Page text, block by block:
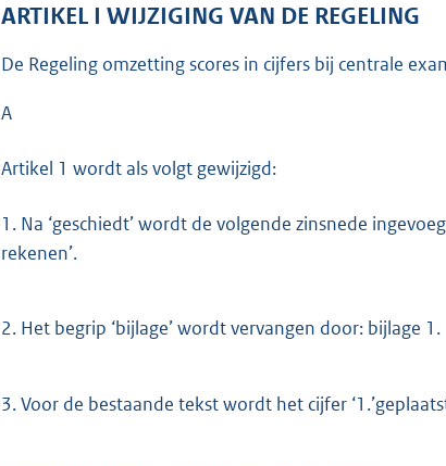
ARTIKEL I WIJZIGING VAN DE REGELING
De Regeling omzetting scores in cijfers bij centrale
A
Artikel 1 wordt als volgt gewijzigd:
1. Na ‘geschiedt’ wordt de volgende zinsnede
rekenen’.
2. Het begrip ‘bijlage’ wordt vervangen door: bijlage 1.
3.Voor de bestaande tekst wordt het cijfer